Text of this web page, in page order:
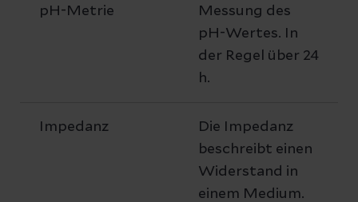
pH-Metrie
Messung des
pH-Wertes. In
der Regel über 24
h.
Impedanz
Die Impedanz
beschreibt einen
Widerstand in
einem Medium.